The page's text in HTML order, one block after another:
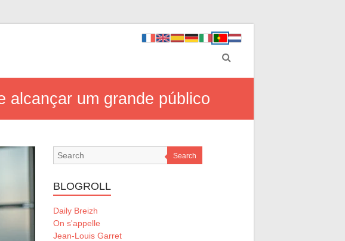
alcançar um grande público
Search
BLOGROLL
Daily Breizh
On s'appelle
Jean-Louis Garret